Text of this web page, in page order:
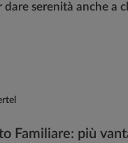
dare serenità anche a
Familiare: più